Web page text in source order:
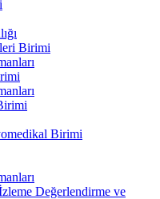
Birimi
Birimi
Değerlendirme ve